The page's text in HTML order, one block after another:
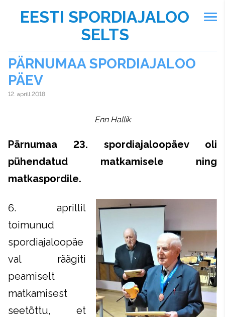
EESTI SPORDIAJALOO
SELTS
PÄRNUMAA SPORDIAJALOO
PÄEV
12. aprill 2018
Enn Hallik
Pärnumaa 23. spordiajaloopäev oli
pühendatud matkamisele ning
matkaspordile.
6. aprillil
toimunud
spordiajaloopäe
val räägiti
peamiselt
matkamisest
seetõttu, et